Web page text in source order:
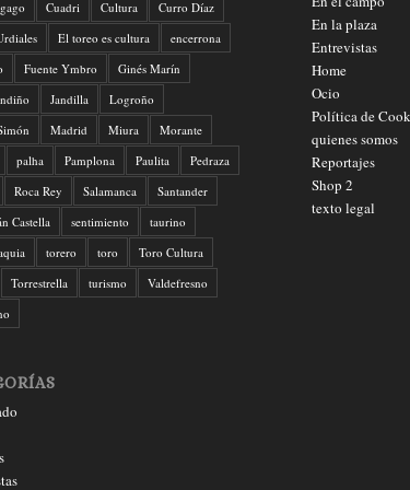
Cuadri Cultura
Curro Díaz
El toreo es cultura
encerrona
Fuente Ymbro
Ginés Marín
Jandilla
Logroño
Madrid Miura
Morante
palha Pamplona Paulita
Pedraza
Roca Rey Salamanca
Santander
Castella
sentimiento
taurino
torero toro
Toro Cultura
Torrestrella turismo
Valdefresno
En la plaza
Entrevistas
Home
Ocio
Política de
quienes somos
Reportajes
Shop 2
texto legal